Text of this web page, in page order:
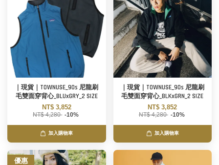
｜現貨｜TOWNUSE_90s 尼龍刷
毛雙面穿背心_BLUxGRY_2 SIZE
NT$ 3,852
NT$ 4,280 -10%
加入購物車
｜現貨｜TOWNUSE_90s 尼龍刷
毛雙面穿背心_BLKxGRN_2 SIZE
NT$ 3,852
NT$ 4,280 -10%
加入購物車
優惠